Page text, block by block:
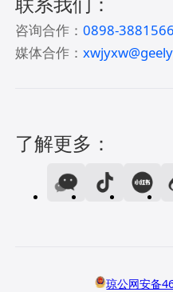
咨询合作：0898-
媒体合作：
了解更多：
琼公网安备